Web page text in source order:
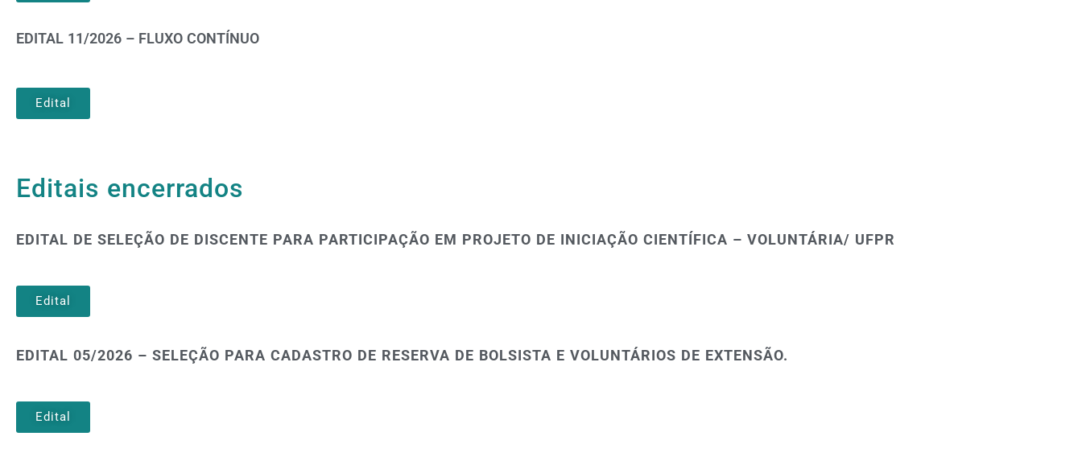
EDITAL 11/2026 – FLUXO CONTÍNUO
Edital
Editais encerrados
EDITAL DE SELEÇÃO DE DISCENTE PARA PARTICIPAÇÃO EM PROJETO DE INICIAÇÃO CIENTÍFICA – VOLUNTÁRIA/ UFPR
Edital
EDITAL 05/2026 – SELEÇÃO PARA CADASTRO DE RESERVA DE BOLSISTA E VOLUNTÁRIOS DE EXTENSÃO.
Edital